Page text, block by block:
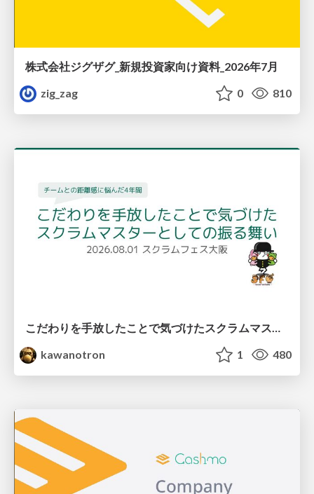
株式会社ジグザグ_新規投資家向け資料_2026年7月
zig_zag
0 810
kawanotron
1 480